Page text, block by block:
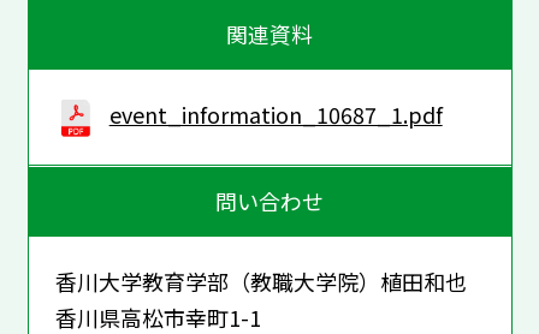
関連資料
event_information_10687_1.pdf
問い合わせ
香川大学教育学部（教職大学院）植田和也
香川県高松市幸町1-1